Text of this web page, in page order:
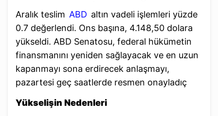
Aralık teslim ABD altın vadeli işlemleri yüzde
0.7 değerlendi. Ons başına, 4.148,50 dolara
yükseldi. ABD Senatosu, federal hükümetin
finansmanını yeniden sağlayacak ve en uzun
kapanmayı sona erdirecek anlaşmayı,
pazartesi geç saatlerde resmen onayladıç
Yükselişin Nedenleri